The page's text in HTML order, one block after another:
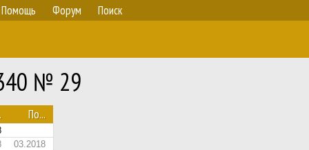
Помощь Форум Поиск
№ 29
По...
03.2018